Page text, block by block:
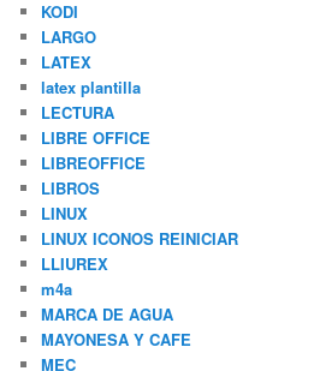
KODI
LARGO
LATEX
latex plantilla
LECTURA
LIBRE OFFICE
LIBREOFFICE
LIBROS
LINUX
LINUX ICONOS REINICIAR
LLIUREX
m4a
MARCA DE AGUA
MAYONESA Y CAFE
MEC